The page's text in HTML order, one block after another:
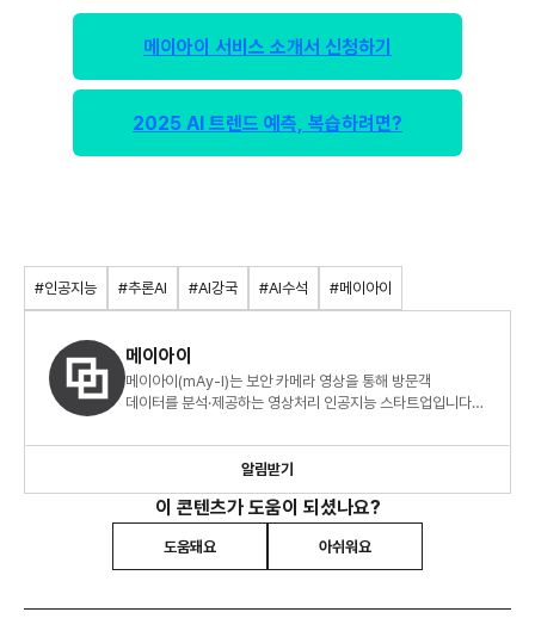
메이아이 서비스 소개서 신청하기
2025 AI 트렌드 예측, 복습하려면?
#인공지능 #추론AI #AI강국 #AI수석 #메이아이
메이아이
메이아이(mAy-I)는 보안 카메라 영상을 통해 방문객
데이터를 분석·제공하는 영상처리 인공지능 스타트업입니다.
알림받기
이 콘텐츠가 도움이 되셨나요?
도움돼요 아쉬워요